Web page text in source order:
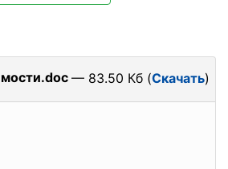
— 83.50 Кб (Скачать)